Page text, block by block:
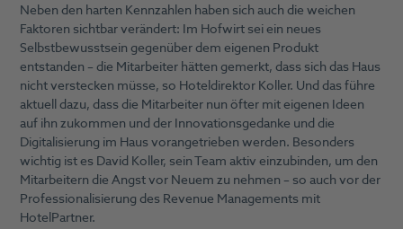
Neben den harten Kennzahlen haben sich auch die weichen
Faktoren sichtbar verändert: Im Hofwirt sei ein neues
Selbstbewusstsein gegenüber dem eigenen Produkt
entstanden – die Mitarbeiter hätten gemerkt, dass sich das Haus
nicht verstecken müsse, so Hoteldirektor Koller. Und das führe
aktuell dazu, dass die Mitarbeiter nun öfter mit eigenen Ideen
auf ihn zukommen und der Innovationsgedanke und die
Digitalisierung im Haus vorangetrieben werden. Besonders
wichtig ist es David Koller, sein Team aktiv einzubinden, um den
Mitarbeitern die Angst vor Neuem zu nehmen – so auch vor der
Professionalisierung des Revenue Managements mit
HotelPartner.